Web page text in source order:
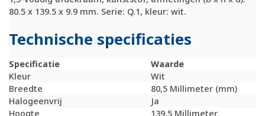
80.5 x 139.5 x 9.9 mm. Serie: Q.1, kleur: wit.
Technische specificaties
Specificatie
Waarde
Kleur
Wit
Breedte
80,5 Millimeter (mm)
Halogeenvrij
Ja
Hoogte
139,5 Millimeter